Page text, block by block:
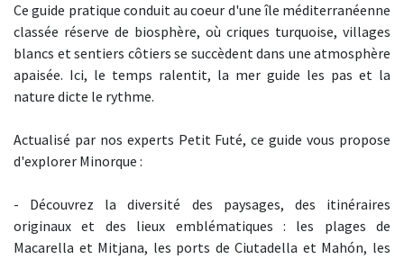
Ce guide pratique conduit au coeur d'une île méditerranéenne
classée réserve de biosphère, où criques turquoise, villages
blancs et sentiers côtiers se succèdent dans une atmosphère
apaisée. Ici, le temps ralentit, la mer guide les pas et la
nature dicte le rythme.
Actualisé par nos experts Petit Futé, ce guide vous propose
d'explorer Minorque :
- Découvrez la diversité des paysages, des itinéraires
originaux et des lieux emblématiques : les plages de
Macarella et Mitjana, les ports de Ciutadella et Mahón, les